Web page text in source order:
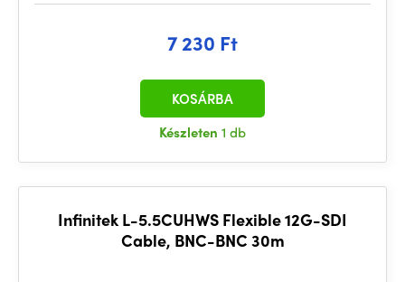
7 230 Ft
Készleten 1 db
KOSÁRBA
Infinitek L-5.5CUHWS Flexible 12G-SDI
Cable, BNC-BNC 30m